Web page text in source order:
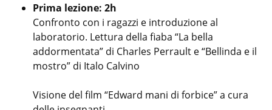
Prima lezione: 2h
Confronto con i ragazzi e introduzione al
laboratorio. Lettura della fiaba “La bella
addormentata” di Charles Perrault e “Bellinda e il
mostro” di Italo Calvino
Visione del film “Edward mani di forbice” a cura